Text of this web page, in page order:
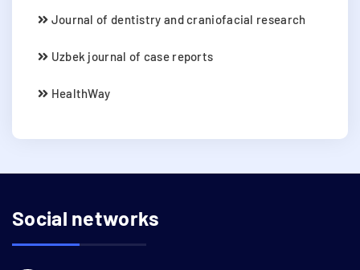
Journal of dentistry and craniofacial research
Uzbek journal of case reports
HealthWay
Social networks